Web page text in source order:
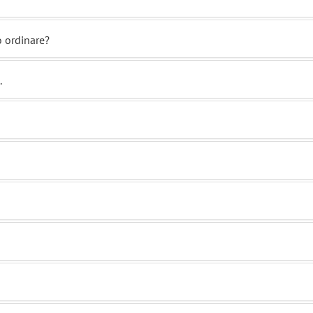
ordinare?